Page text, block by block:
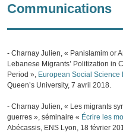
Communications
- Charnay Julien, « Panislamim or
Lebanese Migrants’ Politization in
Period », European Social Science
Queen’s University, 7 avril 2018.
- Charnay Julien, « Les migrants
guerres », séminaire « Écrire les
Abécassis, ENS Lyon, 18 février